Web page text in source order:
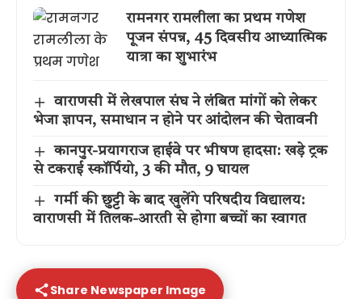
रामनगर रामलीला का प्रथम गणेश
पूजन संपन्न, 45 दिवसीय आध्यात्मिक
यात्रा का शुभारंभ
वाराणसी में लेखपाल संघ ने लंबित मांगों को लेकर
भेजा ज्ञापन, समाधान न होने पर आंदोलन की चेतावनी
कानपुर-प्रयागराज हाईवे पर भीषण हादसा: खड़े ट्रक
से टकराई स्कॉर्पियो, 3 की मौत, 9 घायल
गर्मी की छुट्टी के बाद खुलेंगे परिषदीय विद्यालय:
वाराणसी में तिलक-आरती से होगा बच्चों का स्वागत
Share Newspaper Image